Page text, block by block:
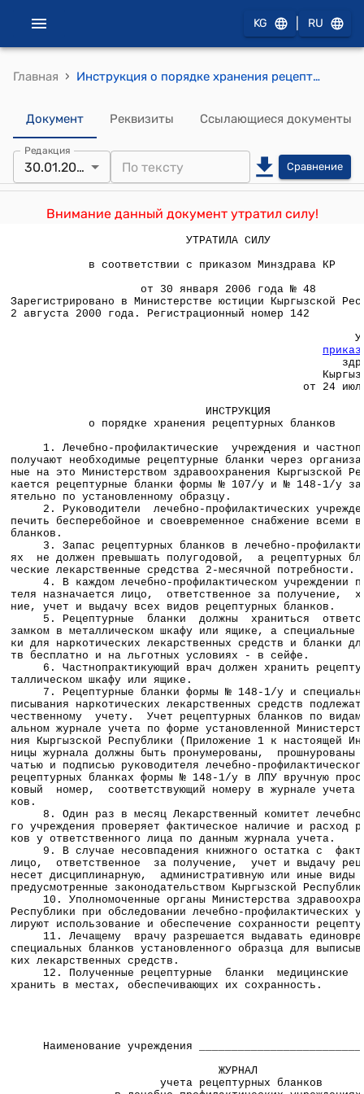
KG RU
Главная › Инструкция о порядке хранения рецептурных бланков (Утверждена приказом Министерства здравоохранения Кыргызской Республики от 24 июля 2000 года № 248)
Документ Реквизиты Ссылающиеся документы
Редакция
30.01.2006 Сравнение
Внимание данный документ утратил силу!